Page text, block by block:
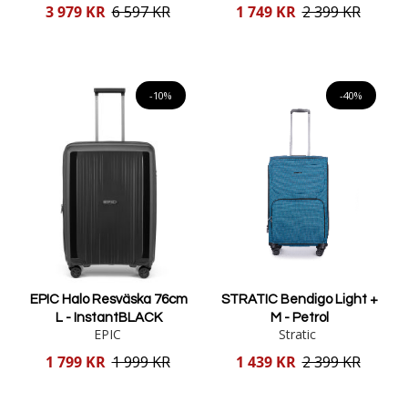
Reducerat
3 979 KR 6 597 KR
Reducerat
1 749 KR 2 399 KR
-10%
EPIC Halo Resväska 76cm
L - InstantBLACK
EPIC
Reducerat
1 799 KR 1 999 KR
-40%
STRATIC Bendigo Light +
M - Petrol
Stratic
Reducerat
1 439 KR 2 399 KR